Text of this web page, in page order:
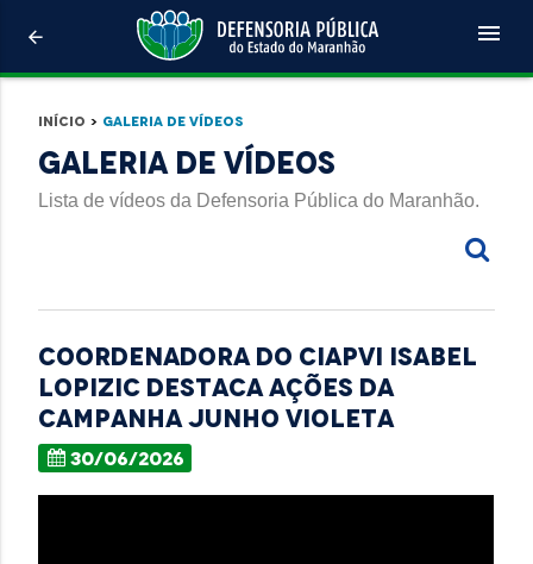
arrow_back menu
Início > Galeria de Vídeos
Galeria de Vídeos
Lista de vídeos da Defensoria Pública do Maranhão.
Coordenadora do CIAPVI Isabel
Lopizic destaca ações da
campanha Junho Violeta
30/06/2026